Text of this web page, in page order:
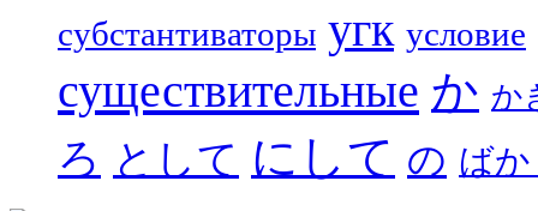
субстантиваторы угк условие
существительные か か
ろ として にして の ば